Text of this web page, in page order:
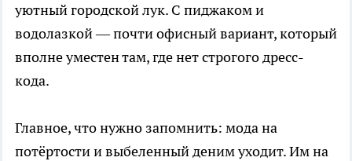
уютный городской лук. С пиджаком и
водолазкой — почти офисный вариант, который
вполне уместен там, где нет строгого дресс-
кода.
Главное, что нужно запомнить: мода на
потёртости и выбеленный деним уходит. Им на